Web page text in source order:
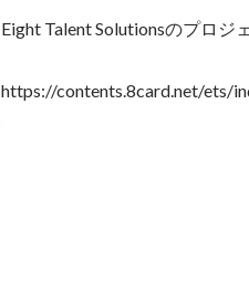
Eight Talent Solutionsのプロ
https://contents.8card.net/ets/